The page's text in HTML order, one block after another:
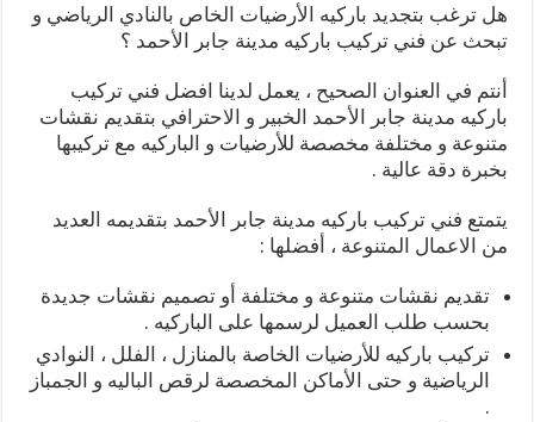
هل ترغب بتجديد باركيه الأرضيات الخاص بالنادي الرياضي و
تبحث عن فني تركيب باركيه مدينة جابر الأحمد ؟
أنتم في العنوان الصحيح ، يعمل لدينا افضل فني تركيب
باركيه مدينة جابر الأحمد الخبير و الاحترافي بتقديم نقشات
متنوعة و مختلفة مخصصة للأرضيات و الباركيه مع تركيبها
بخبرة دقة عالية .
يتمتع فني تركيب باركيه مدينة جابر الأحمد بتقديمه العديد
من الاعمال المتنوعة ، أفضلها :
تقديم نقشات متنوعة و مختلفة أو تصميم نقشات جديدة
بحسب طلب العميل لرسمها على الباركيه .
تركيب باركيه للأرضيات الخاصة بالمنازل ، الفلل ، النوادي
الرياضية و حتى الأماكن المخصصة لرقص الباليه و الجمباز
.